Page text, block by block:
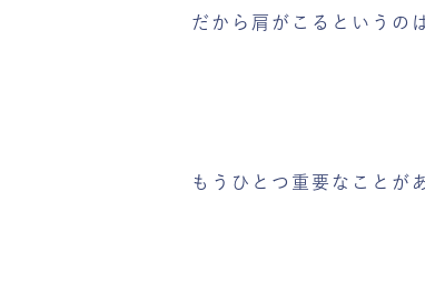
だから肩がこるというの
もうひとつ重要なことが